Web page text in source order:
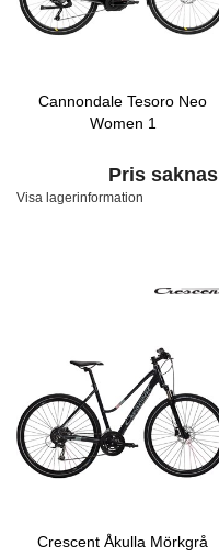
Cannondale Tesoro Neo
Women 1
Pris saknas
Visa lagerinformation
Crescent Åkulla Mörkgrå